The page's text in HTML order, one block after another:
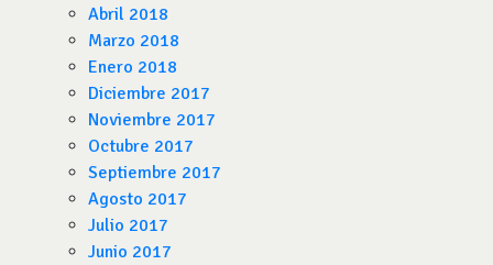
Abril 2018
Marzo 2018
Enero 2018
Diciembre 2017
Noviembre 2017
Octubre 2017
Septiembre 2017
Agosto 2017
Julio 2017
Junio 2017